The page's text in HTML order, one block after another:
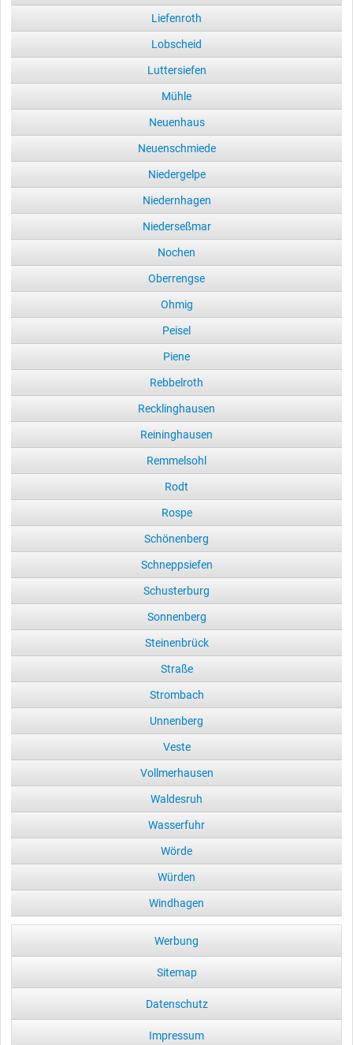
Liefenroth
Lobscheid
Luttersiefen
Mühle
Neuenhaus
Neuenschmiede
Niedergelpe
Niedernhagen
Niederseßmar
Nochen
Oberrengse
Ohmig
Peisel
Piene
Rebbelroth
Recklinghausen
Reininghausen
Remmelsohl
Rodt
Rospe
Schönenberg
Schneppsiefen
Schusterburg
Sonnenberg
Steinenbrück
Straße
Strombach
Unnenberg
Veste
Vollmerhausen
Waldesruh
Wasserfuhr
Wörde
Würden
Windhagen
Werbung
Sitemap
Datenschutz
Impressum